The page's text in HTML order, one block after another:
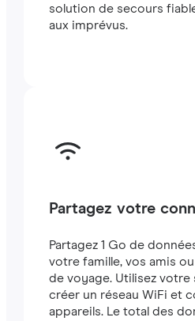
solution de secours
aux imprévus.
Partagez votre
Partagez 1 Go de
votre famille, vos amis
de voyage. Utilisez
créer un réseau WiFi et
appareils. Le total des